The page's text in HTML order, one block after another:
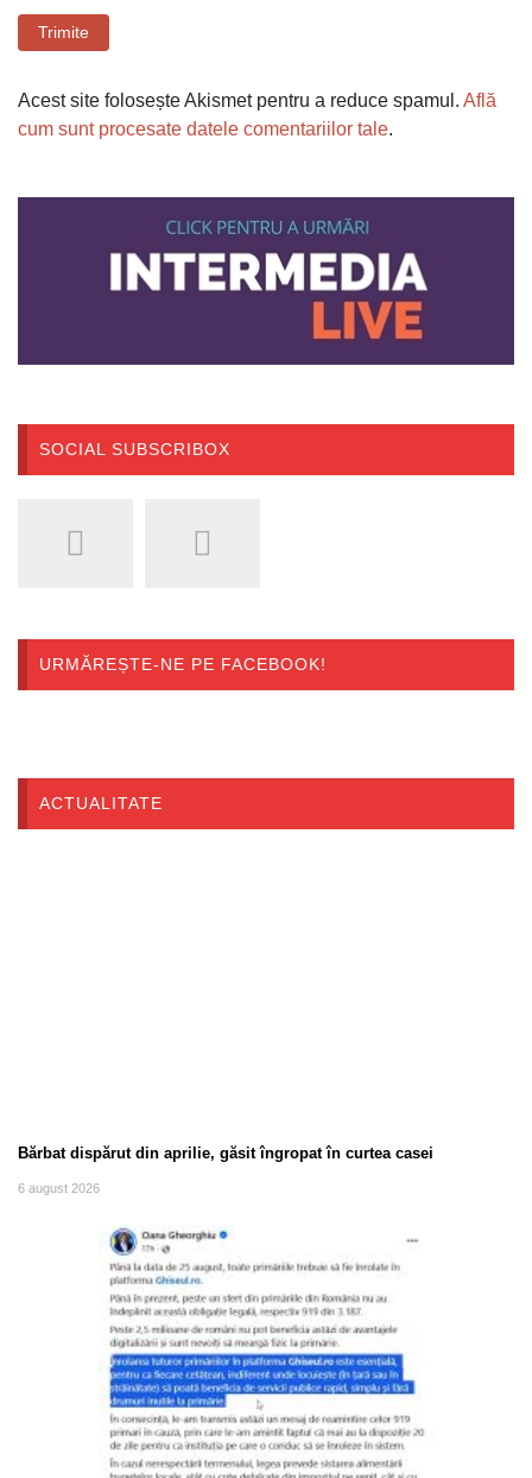
Trimite
Acest site folosește Akismet pentru a reduce spamul. Află
cum sunt procesate datele comentariilor tale.
SOCIAL SUBSCRIBOX
URMĂREȘTE-NE PE FACEBOOK!
ACTUALITATE
Bărbat dispărut din aprilie, găsit îngropat în curtea casei
6 august 2026